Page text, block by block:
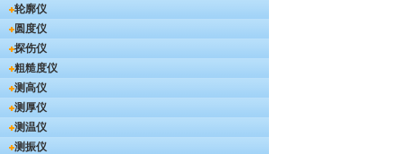
轮廓仪
圆度仪
探伤仪
粗糙度仪
测高仪
测厚仪
测温仪
测振仪